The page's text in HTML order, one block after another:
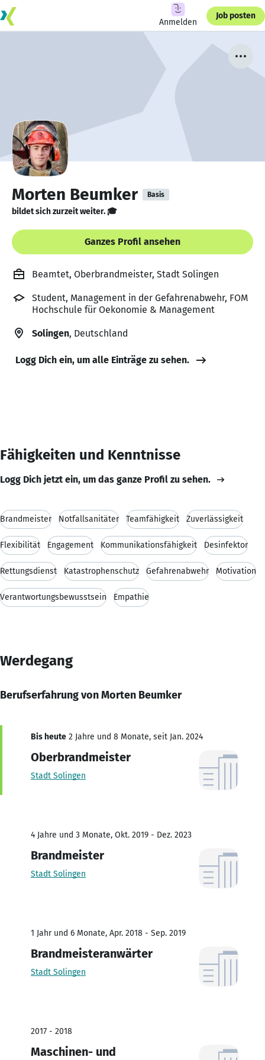
Anmelden
Job posten
Morten Beumker Basis
bildet sich zurzeit weiter. 🎓
Ganzes Profil ansehen
Beamtet, Oberbrandmeister, Stadt Solingen
Student, Management in der Gefahrenabwehr, FOM
Hochschule für Oekonomie & Management
Solingen, Deutschland
Logg Dich ein, um alle Einträge zu sehen.
Fähigkeiten und Kenntnisse
Logg Dich jetzt ein, um das ganze Profil zu sehen.
Brandmeister Notfallsanitäter Teamfähigkeit Zuverlässigkeit
Flexibilität Engagement Kommunikationsfähigkeit Desinfektor
Rettungsdienst Katastrophenschutz Gefahrenabwehr Motivation
Verantwortungsbewusstsein Empathie
Werdegang
Berufserfahrung von Morten Beumker
Bis heute 2 Jahre und 8 Monate, seit Jan. 2024
Oberbrandmeister
Stadt Solingen
4 Jahre und 3 Monate, Okt. 2019 - Dez. 2023
Brandmeister
Stadt Solingen
1 Jahr und 6 Monate, Apr. 2018 - Sep. 2019
Brandmeisteranwärter
Stadt Solingen
2017 - 2018
Maschinen- und